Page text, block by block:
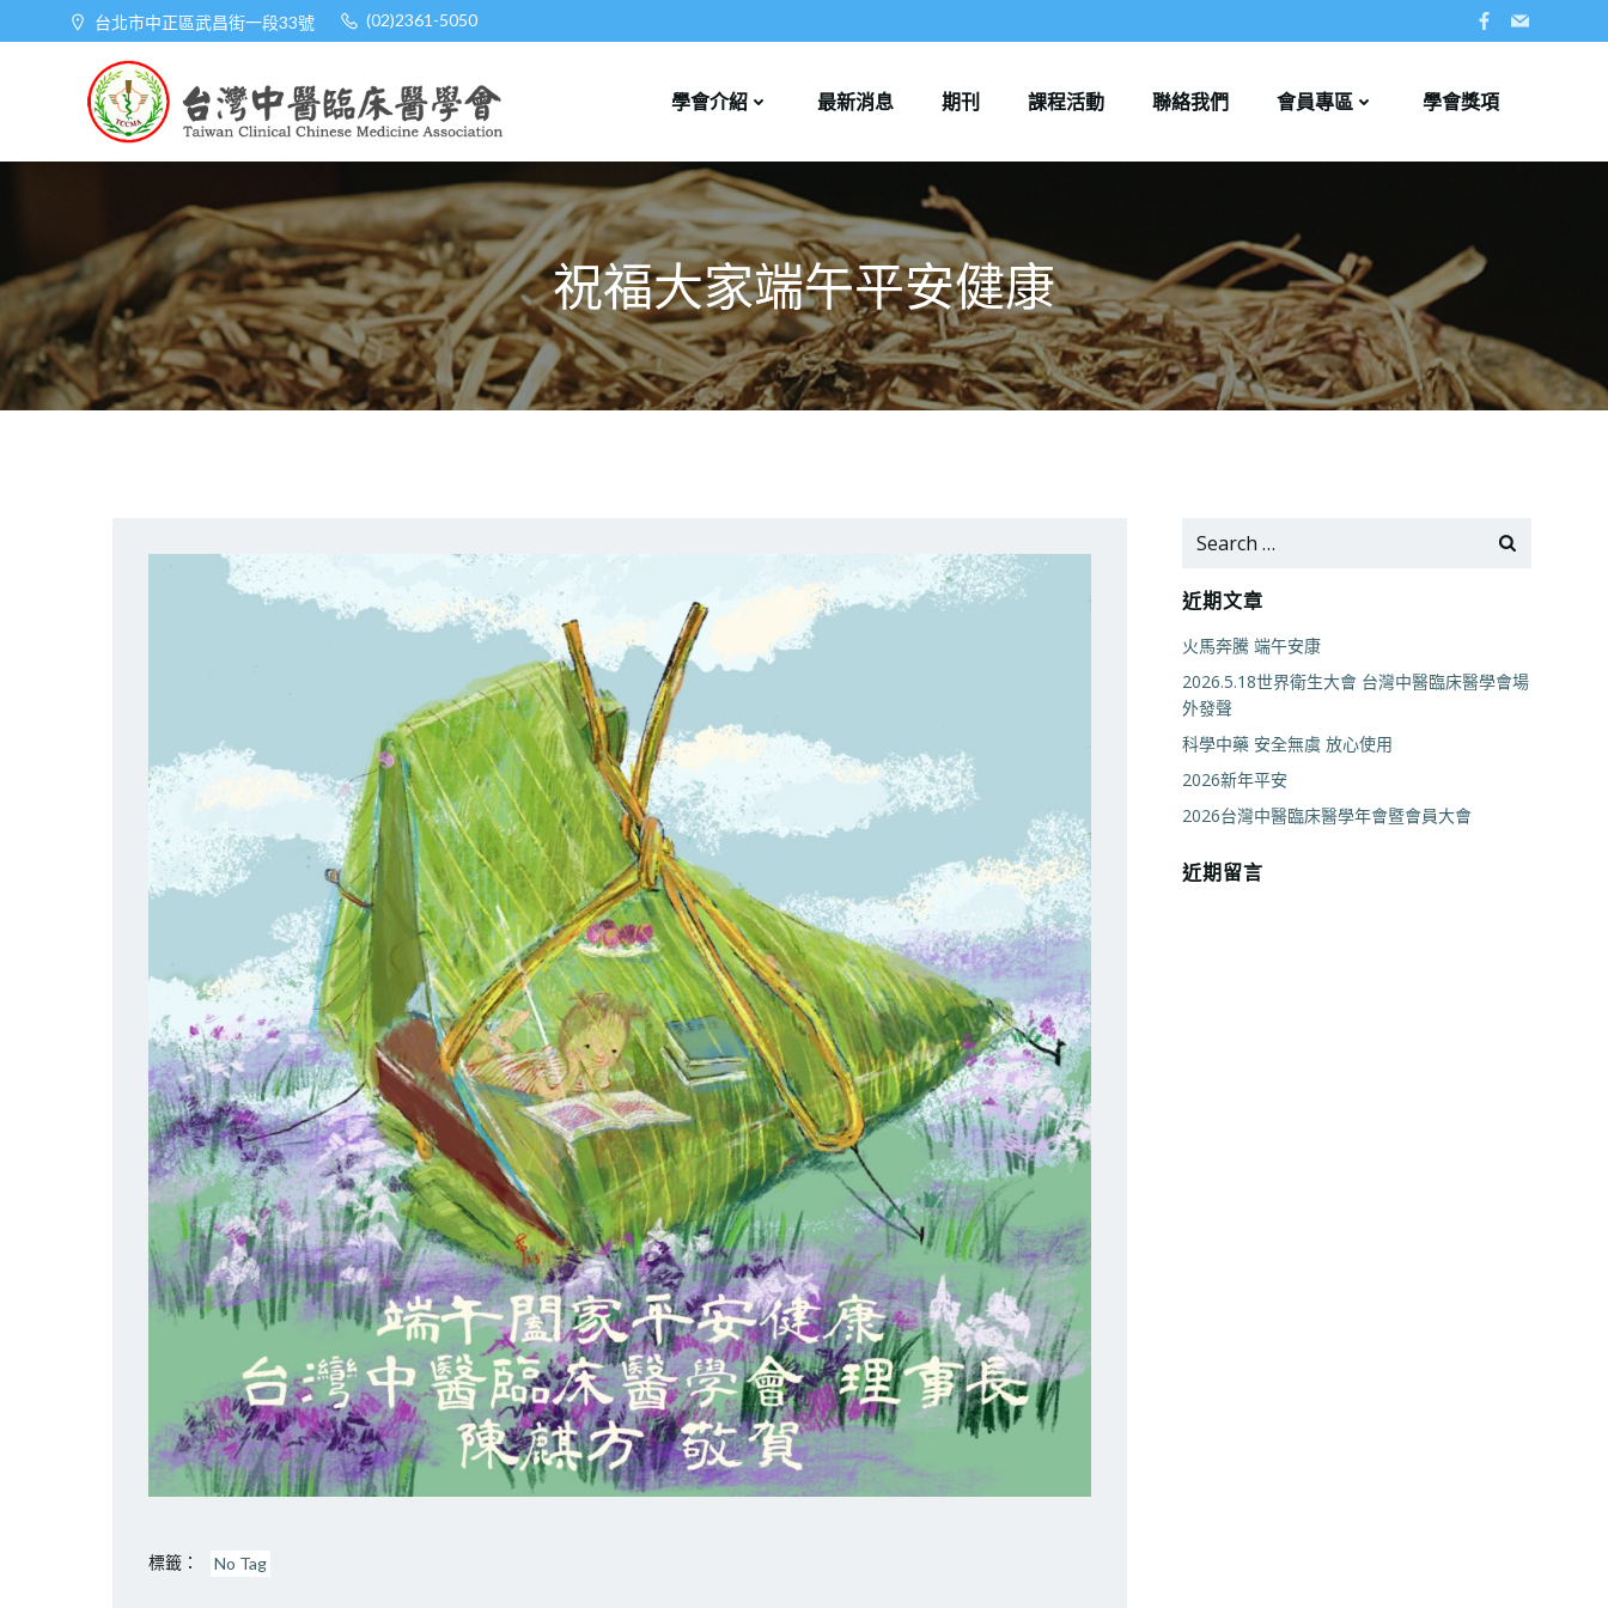
to
台北市中正區武昌街一段33號 (02)2361-5050
學會介紹 最新消息 期刊 課程活動 聯絡我們 會員專區 學會獎項
祝福大家端午平安健康
標籤： No Tag
Search
近期文章
火馬奔騰 端午安康
2026.5.18世界衛生大會 台灣中醫臨床醫學會場
外發聲
科學中藥 安全無虞 放心使用
2026新年平安
2026台灣中醫臨床醫學年會暨會員大會
近期留言